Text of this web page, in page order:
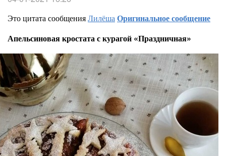
Это цитата сообщенияЛилёшаОригинальное сообщение
Апельсиновая кростата с курагой «Праздничная»